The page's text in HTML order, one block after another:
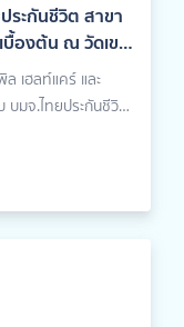
ะกันชีวิต สาขา
องต้น ณ วัดเขา
เฮลท์แคร์ และ
บมจ.ไทยประกันชีวิต
งานมีบริการวัด
จากสหวิชาชีพผู้
นครั้งนี้ประมาณ 60